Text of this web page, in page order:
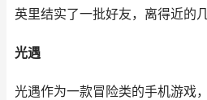
英里结实了一批好友，离得近的
光遇
光遇作为一款冒险类的手机游戏